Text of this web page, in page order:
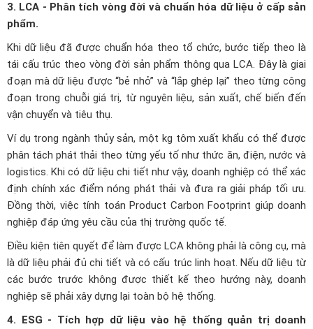
3. LCA - Phân tích vòng đời và chuẩn hóa dữ liệu ở cấp sản
phẩm.
Khi dữ liệu đã được chuẩn hóa theo tổ chức, bước tiếp theo là
tái cấu trúc theo vòng đời sản phẩm thông qua LCA. Đây là giai
đoạn mà dữ liệu được “bẻ nhỏ” và “lắp ghép lại” theo từng công
đoạn trong chuỗi giá trị, từ nguyên liệu, sản xuất, chế biến đến
vận chuyển và tiêu thụ.
Ví dụ trong ngành thủy sản, một kg tôm xuất khẩu có thể được
phân tách phát thải theo từng yếu tố như thức ăn, điện, nước và
logistics. Khi có dữ liệu chi tiết như vậy, doanh nghiệp có thể xác
định chính xác điểm nóng phát thải và đưa ra giải pháp tối ưu.
Đồng thời, việc tính toán Product Carbon Footprint giúp doanh
nghiệp đáp ứng yêu cầu của thị trường quốc tế.
Điều kiện tiên quyết để làm được LCA không phải là công cụ, mà
là dữ liệu phải đủ chi tiết và có cấu trúc linh hoạt. Nếu dữ liệu từ
các bước trước không được thiết kế theo hướng này, doanh
nghiệp sẽ phải xây dựng lại toàn bộ hệ thống.
4. ESG - Tích hợp dữ liệu vào hệ thống quản trị doanh